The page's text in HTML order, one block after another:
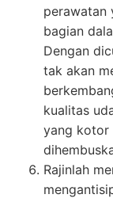
perawatan
bagian
Dengan
tak akan
kualitas
yang kotor
Rajinlah